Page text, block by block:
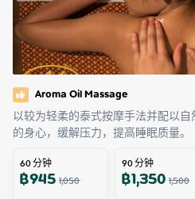
Aroma Oil Massage
以较为轻柔的泰式按摩手法并配以
的身心，缓解压力，提高睡眠质量。
60分钟
฿9451,050
90分钟
฿1,3501,500